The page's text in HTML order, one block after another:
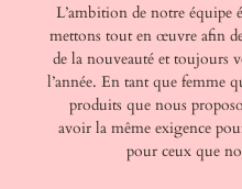
L’ambition de notre équipe
mettons tout en œuvre afin
de la nouveauté et toujours
l’année. En tant que femme
produits que nous
avoir la même exigence
pour ceux que